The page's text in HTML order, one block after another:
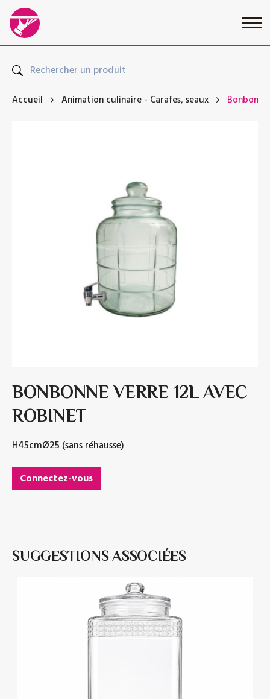
Accueil Animation culinaire - Carafes, seaux
BONBONNE VERRE 12L AVEC
ROBINET
H45cmØ25 (sans réhausse)
Connectez-vous
SUGGESTIONS ASSOCIÉES